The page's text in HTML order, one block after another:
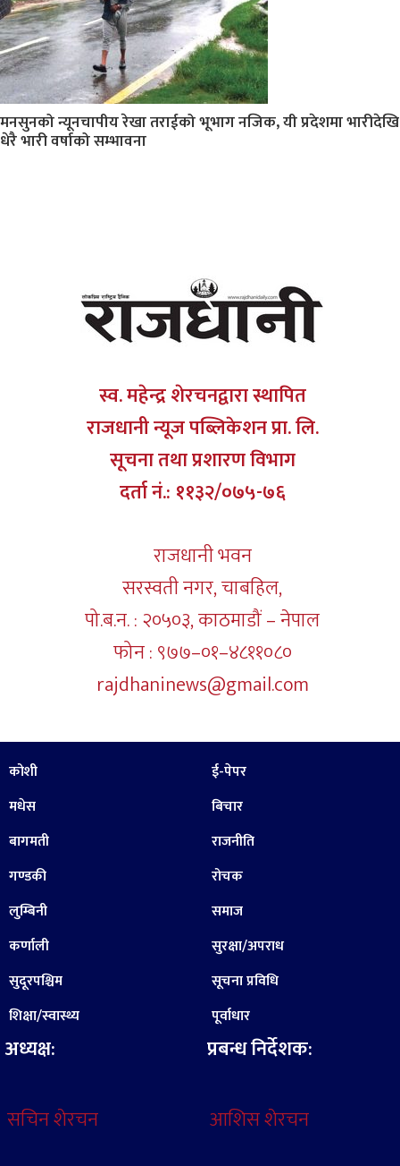
मनसुनको न्यूनचापीय रेखा तराईको भूभाग नजिक, यी प्रदेशमा भारीदेखि
धेरै भारी वर्षाको सम्भावना
स्व. महेन्द्र शेरचनद्वारा स्थापित
राजधानी न्यूज पब्लिकेशन प्रा. लि.
सूचना तथा प्रशारण विभाग
दर्ता नं.: ११३२/०७५-७६
राजधानी भवन
सरस्वती नगर, चाबहिल,
पो.ब.न. : २०५०३, काठमाडौं – नेपाल
फोन : ९७७–०१–४८११०८०
rajdhaninews@gmail.com
कोशी
मधेस
बागमती
गण्डकी
लुम्बिनी
कर्णाली
सुदूरपश्चिम
शिक्षा/स्वास्थ्य
अध्यक्ष:
सचिन शेरचन
ई-पेपर
बिचार
राजनीति
रोचक
समाज
सुरक्षा/अपराध
सूचना प्रविधि
पूर्वाधार
प्रबन्ध निर्देशक:
आशिस शेरचन